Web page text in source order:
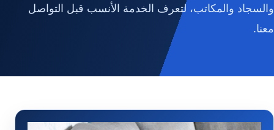
والسجاد والمكاتب، لتعرف الخدمة الأنسب قبل التواصل
معنا.